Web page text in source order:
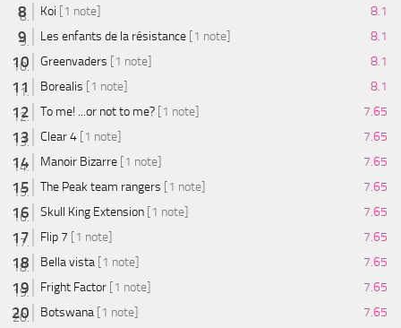
Koi [1 note]
8.1
Les enfants de la résistance [1 note]
8.1
Greenvaders [1 note]
8.1
Borealis [1 note]
8.1
To me! ...or not to me? [1 note]
7.65
Clear 4 [1 note]
7.65
Manoir Bizarre [1 note]
7.65
The Peak team rangers [1 note]
7.65
Skull King Extension [1 note]
7.65
Flip 7 [1 note]
7.65
Bella vista [1 note]
7.65
Fright Factor [1 note]
7.65
Botswana [1 note] 7.65